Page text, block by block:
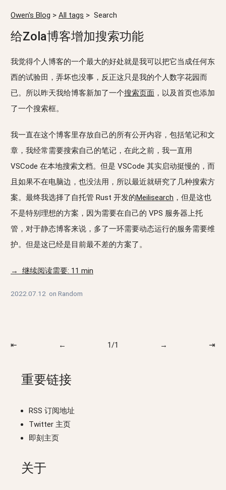
Owen's Blog > All tags > Search
给Zola博客增加搜索功能
我觉得个人博客的一个最大的好处就是我可以把它当成任何东
西的试验田，弄坏也没事，反正这只是我的个人数字花园而
已。所以昨天我给博客新加了一个搜索页面 ，以及首页也添加
了一个搜索框。
我一直在这个博客里存放自己的所有公开内容，包括笔记和文
章，我经常需要搜索自己的笔记，在此之前，我一直用
VSCode 在本地搜索文档。但是 VSCode 其实启动挺慢的，而
且如果不在电脑边，也没法用，所以最近就研究了几种搜索方
案。最终我选择了自托管 Rust 开发的Meilisearch ，但是这也
不是特别理想的方案，因为需要在自己的 VPS 服务器上托
管，对于静态博客来说，多了一环需要动态运行的服务需要维
护。但是这已经是目前最不差的方案了。
→ 继续阅读需要: 11 min
2022.07.12 on Random
⇤ ← 1/1 → ⇥
重要链接
RSS 订阅地址
Twitter 主页
即刻主页
关于